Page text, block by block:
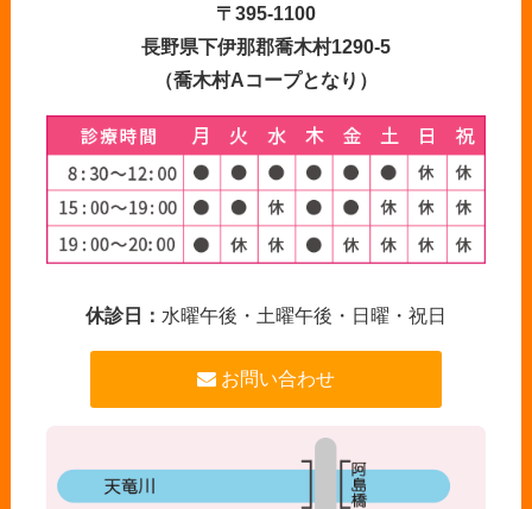
〒395-1100
長野県下伊那郡喬木村1290-5
（喬木村Aコープとなり）
休診日： 水曜午後・土曜午後・日曜・祝日
お問い合わせ